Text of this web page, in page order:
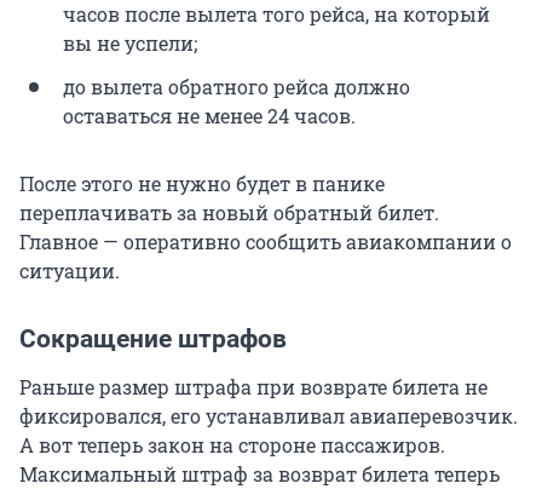
часов после вылета того рейса, на который
вы не успели;
до вылета обратного рейса должно
оставаться не менее 24 часов.
После этого не нужно будет в панике
переплачивать за новый обратный билет.
Главное — оперативно сообщить авиакомпании о
ситуации.
Сокращение штрафов
Раньше размер штрафа при возврате билета не
фиксировался, его устанавливал авиаперевозчик.
А вот теперь закон на стороне пассажиров.
Максимальный штраф за возврат билета теперь